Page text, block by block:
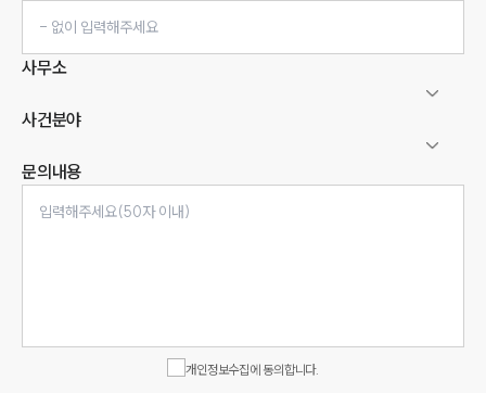
사무소
사건분야
문의내용
개인정보수집에 동의합니다.